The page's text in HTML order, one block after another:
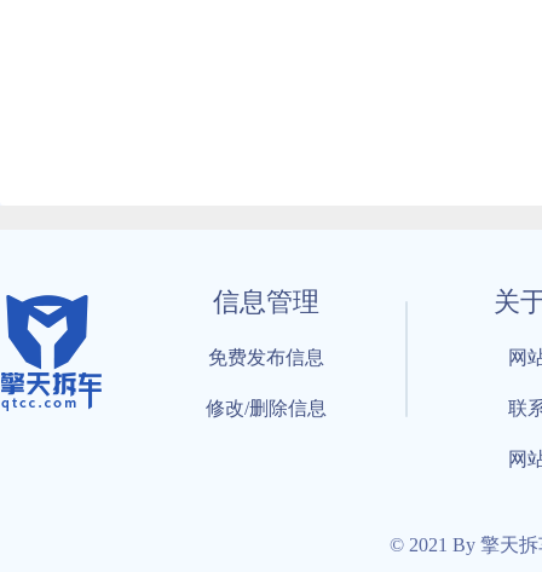
信息管理
免费发布信息
修改/删除信息
关
网
联
网
© 2021 By 擎天